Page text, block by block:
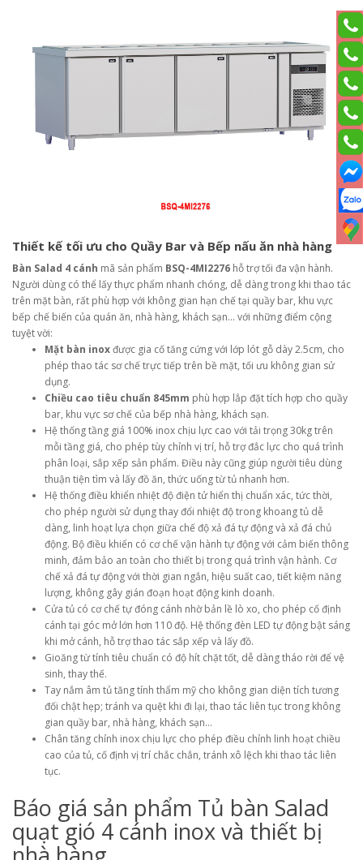
Thiết kế tối ưu cho Quầy Bar và Bếp nấu ăn nhà hàng
Bàn Salad 4 cánh mã sản phẩm BSQ-4MI2276 hỗ trợ tối đa vận hành.
Người dùng có thể lấy thực phẩm nhanh chóng, dễ dàng trong khi thao tác
trên mặt bàn, rất phù hợp với không gian hạn chế tại quầy bar, khu vực
bếp chế biến của quán ăn, nhà hàng, khách sạn… với những điểm cộng
tuyệt vời:
Mặt bàn inoxđược gia cố tăng cứng với lớp lót gỗ dày 2.5cm, cho
phép thao tác sơ chế trực tiếp trên bề mặt, tối ưu không gian sử
dụng.
Chiều cao tiêu chuẩn 845mm phù hợp lắp đặt tích hợp cho quầy
bar, khu vực sơ chế của bếp nhà hàng, khách sạn.
Hệ thống tầng giá 100% inox chịu lực cao với tải trọng 30kg trên
mỗi tầng giá, cho phép tùy chỉnh vị trí, hỗ trợ đắc lực cho quá trình
phân loại, sắp xếp sản phẩm. Điều này cũng giúp người tiêu dùng
thuận tiện tìm và lấy đồ ăn, thức uống từ tủ nhanh hơn.
Hệ thống điều khiển nhiệt độ điện tử hiển thị chuẩn xác, tức thời,
cho phép người sử dụng thay đổi nhiệt độ trong khoang tủ dễ
dàng, linh hoạt lựa chọn giữa chế độ xả đá tự động và xả đá chủ
động. Bộ điều khiển có cơ chế vận hành tự động với cảm biến thông
minh, đảm bảo an toàn cho thiết bị trong quá trình vận hành. Cơ
chế xả đá tự động với thời gian ngắn, hiệu suất cao, tiết kiệm năng
lượng, không gây gián đoạn hoạt động kinh doanh.
Cửa tủ có cơ chế tự đóng cánh nhờ bản lề lò xo, cho phép cố định
cánh tại góc mở lớn hơn 110 độ. Hệ thống đèn LED tự động bật sáng
khi mở cánh, hỗ trợ thao tác sắp xếp và lấy đồ.
Gioăng từ tính tiêu chuẩn có độ hít chặt tốt, dễ dàng tháo rời để vệ
sinh, thay thế.
Tay nắm âm tủ tăng tính thẩm mỹ cho không gian diện tích tương
đối chật hẹp; tránh va quệt khi đi lại, thao tác liên tục trong không
gian quầy bar, nhà hàng, khách sạn…
Chân tăng chỉnh inox chịu lực cho phép điều chỉnh linh hoạt chiều
cao của tủ, cố định vị trí chắc chắn, tránh xô lệch khi thao tác liên
tục.
Báo giá sản phẩm Tủ bàn Salad
quạt gió 4 cánh inox và thiết bị